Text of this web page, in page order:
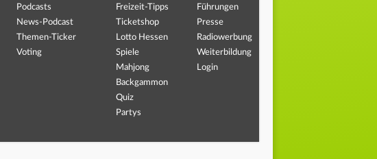
Podcasts
News-Podcast
Themen-Ticker
Voting
Freizeit-Tipps
Ticketshop
Lotto Hessen
Spiele
Mahjong
Backgammon
Quiz
Partys
Führungen
Presse
Radiowerbung
Weiterbildung
Login